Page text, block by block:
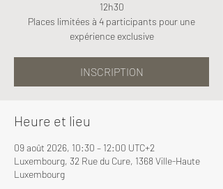
12h30
Places limitées à 4 participants pour une
expérience exclusive
INSCRIPTION
Heure et lieu
09 août 2026, 10:30 – 12:00 UTC+2
Luxembourg, 32 Rue du Cure, 1368 Ville-Haute
Luxembourg